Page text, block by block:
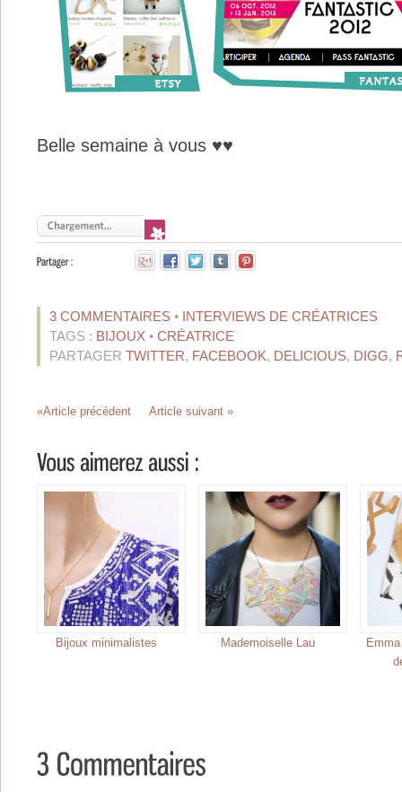
Belle semaine à vous ♥♥
3 COMMENTAIRES • INTERVIEWS DE CRÉATRICES
TAGS : BIJOUX • CRÉATRICE
PARTAGER TWITTER, FACEBOOK, DELICIOUS, DIGG,
«Article précédent Article suivant »
Bijoux minimalistes Mademoiselle Lau